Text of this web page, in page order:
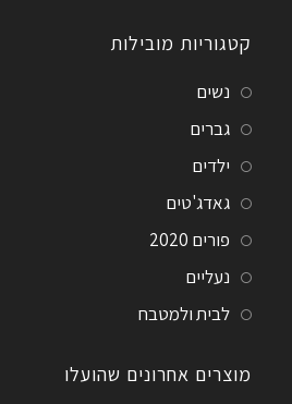
קטגוריות מובילות
נשים
גברים
ילדים
גאדג'טים
פורים 2020
נעליים
לבית ולמטבח
מוצרים אחרונים שהועלו